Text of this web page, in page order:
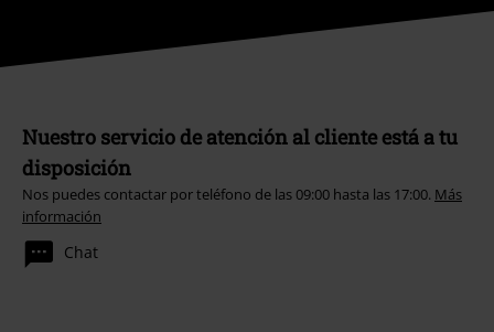
Nuestro servicio de atención al cliente está a tu
disposición
Nos puedes contactar por teléfono de las 09:00 hasta las 17:00. Más
información
Chat